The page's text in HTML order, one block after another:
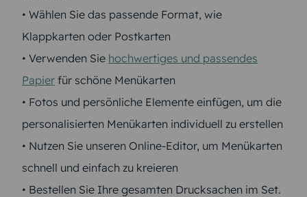
• Wählen Sie das passende Format, wie
Klappkarten oder Postkarten
• Verwenden Sie hochwertiges und passendes
Papier für schöne Menükarten
• Fotos und persönliche Elemente einfügen, um die
personalisierten Menükarten individuell zu erstellen
• Nutzen Sie unseren Online-Editor, um Menükarten
schnell und einfach zu kreieren
• Bestellen Sie Ihre gesamten Drucksachen im Set.